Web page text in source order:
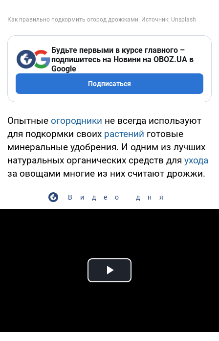
Будьте первыми в курсе главного –
подпишитесь на Новини на OBOZ.UA в
Google
Подписаться
Опытные огородники не всегда используют
для подкормки своих растений готовые
минеральные удобрения. И одним из лучших
натуральных органических средств для ухода
за овощами многие из них считают дрожжи.
Видео дня
Play Video